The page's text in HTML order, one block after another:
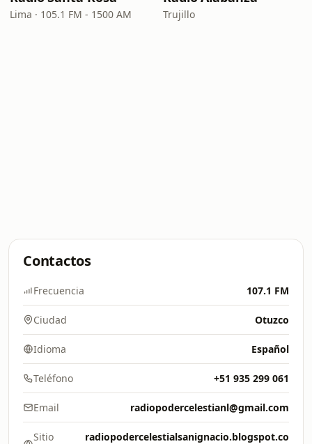
Lima · 105.1 FM - 1500 AM Trujillo
Contactos
Frecuencia 107.1 FM
Ciudad Otuzco
Idioma Español
Teléfono +51 935 299 061
Email radiopodercelestianl@gmail.com
Sitio
radiopodercelestialsanignacio.blogspot.co